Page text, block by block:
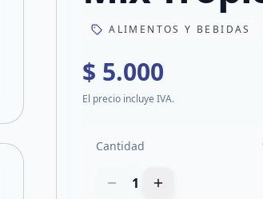
Compartir en X
ALIMENTOS Y BEBIDAS
$ 5.000
El precio incluye IVA.
Cantidad
1